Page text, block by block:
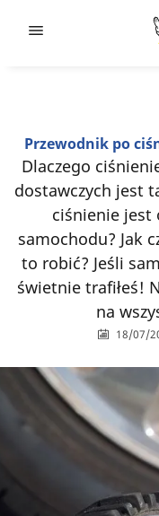
Przewodnik po
Dlaczego
dostawczych jest
ciśnienie jest
samochodu? Jak
to robić? Jeśli
świetnie trafiłeś!
na
18/07/